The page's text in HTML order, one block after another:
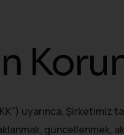
uyarınca,
güncellenmek,